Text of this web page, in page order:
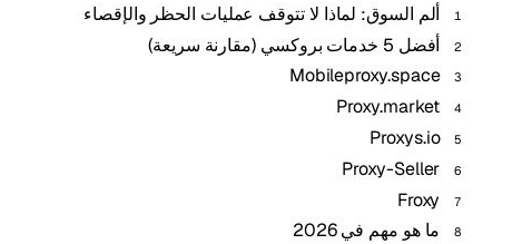
ألم السوق: لماذا لا تتوقف عمليات الحظر والإقصاء
أفضل 5 خدمات بروكسي (مقارنة سريعة)
Mobileproxy.space
Proxy.market
Proxys.io
Proxy-Seller
Froxy
ما هو مهم في 2026